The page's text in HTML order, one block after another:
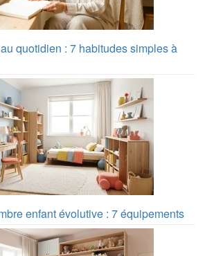
quotidien : 7 habitudes simples à
enfant évolutive : 7 équipements